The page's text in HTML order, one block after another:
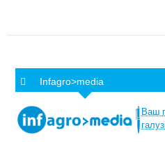
Infagro>media
Ваш
галузі